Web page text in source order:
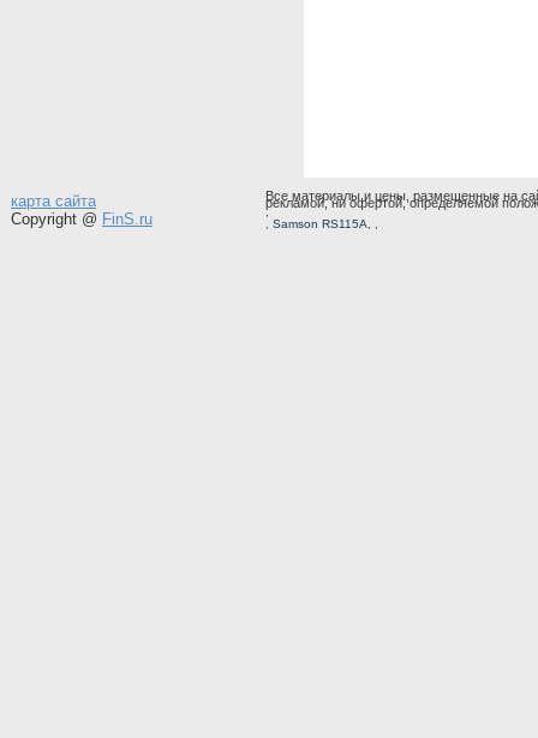
карта сайта
Copyright @ FinS.ru
Все материалы и цены, размещенные на
рекламой, ни офертой, определяемой
,
Samson RS115A